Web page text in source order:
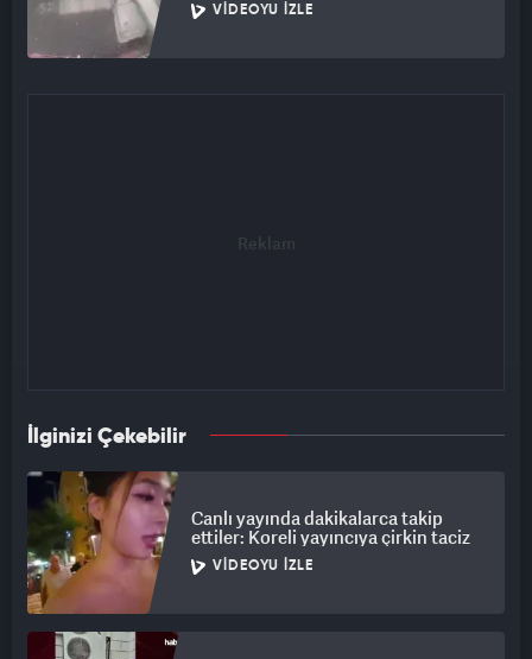
VIDEOYU İZLE
İlginizi Çekebilir
Canlı yayında dakikalarca takip
ettiler: Koreli yayıncıya çirkin taciz
VIDEOYU İZLE